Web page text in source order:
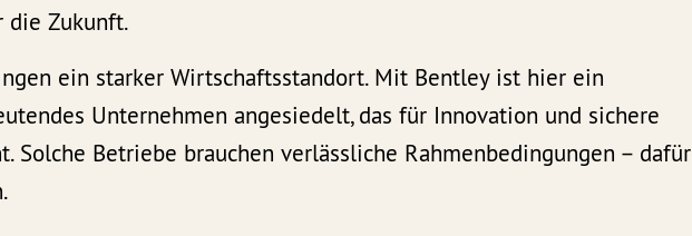
die Zukunft.
ein starker Wirtschaftsstandort. Mit Bentley ist hier ein
Unternehmen angesiedelt, das für Innovation und sichere
Solche Betriebe brauchen verlässliche Rahmenbedingungen – dafür